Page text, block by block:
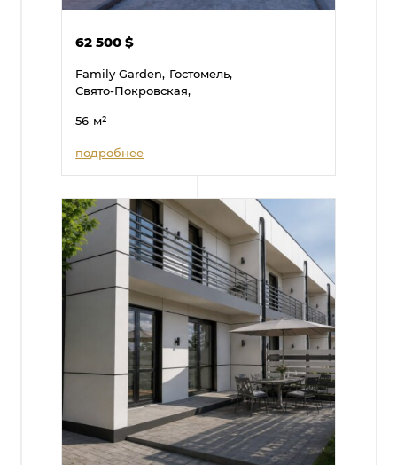
62 500$
Family Garden, Гостомель,
Свято-Покровская,
56 м²
подробнее